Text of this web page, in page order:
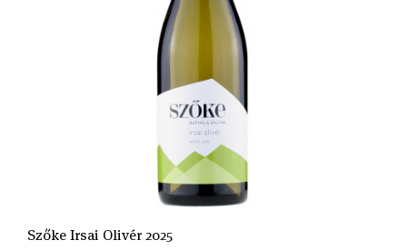
Szőke Irsai Olivér 2025